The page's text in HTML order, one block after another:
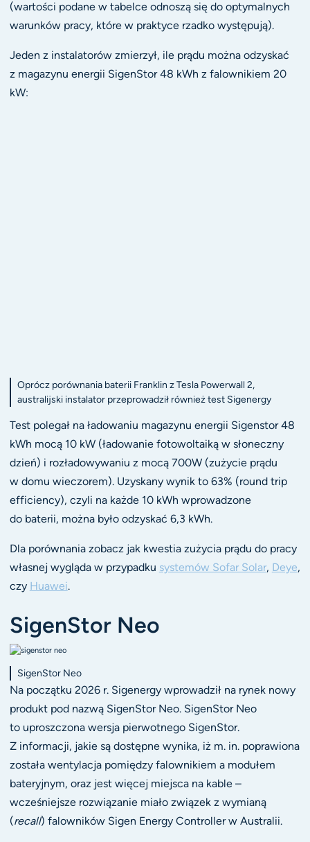
(wartości podane w tabelce odnoszą się do optymalnych
warunków pracy, które w praktyce rzadko występują).
Jeden z instalatorów zmierzył, ile prądu można odzyskać
z magazynu energii SigenStor 48 kWh z falownikiem 20
kW:
Oprócz porównania baterii Franklin z Tesla Powerwall 2,
australijski instalator przeprowadził również test Sigenergy
Test polegał na ładowaniu magazynu energii Sigenstor 48
kWh mocą 10 kW (ładowanie fotowoltaiką w słoneczny
dzień) i rozładowywaniu z mocą 700W (zużycie prądu
w domu wieczorem). Uzyskany wynik to 63% (round trip
efficiency), czyli na każde 10 kWh wprowadzone
do baterii, można było odzyskać 6,3 kWh.
Dla porównania zobacz jak kwestia zużycia prądu do pracy
własnej wygląda w przypadku systemów Sofar Solar, Deye,
czy Huawei.
SigenStor Neo
SigenStor Neo
Na początku 2026 r. Sigenergy wprowadził na rynek nowy
produkt pod nazwą SigenStor Neo. SigenStor Neo
to uproszczona wersja pierwotnego SigenStor.
Z informacji, jakie są dostępne wynika, iż m. in. poprawiona
została wentylacja pomiędzy falownikiem a modułem
bateryjnym, oraz jest więcej miejsca na kable –
wcześniejsze rozwiązanie miało związek z wymianą
(recall) falowników Sigen Energy Controller w Australii.